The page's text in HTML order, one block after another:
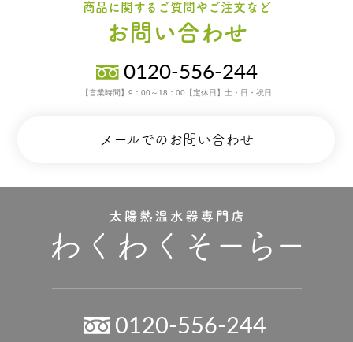
商品に関するご質問やご注文など
お問い合わせ
0120-556-244
【営業時間】9：00～18：00【定休日】土・日・祝日
メールでのお問い合わせ
0120-556-244